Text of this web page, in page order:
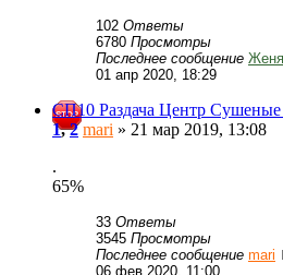
102 Ответы
6780 Просмотры
Последнее сообщение
01 апр 2020, 18:29
СП10 Раздача Центр Сушеные
1,2 mari » 21 мар 2019, 13:08
.
65%
33 Ответы
3545 Просмотры
Последнее сообщение mari
06 фев 2020, 11:00